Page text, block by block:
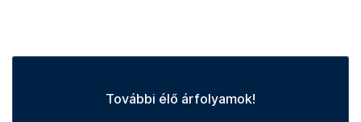
További élő árfolyamok!